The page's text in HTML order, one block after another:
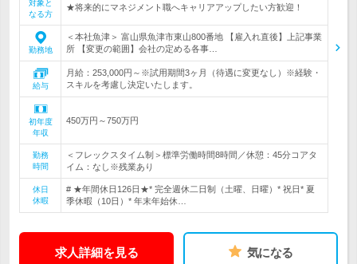
対象と
なる方
★将来的にマネジメント職へキャリアアップしたい方歓迎！
勤務地
＜本社魚津＞ 富山県魚津市東山800番地 【雇入れ直後】上記事業
所 【変更の範囲】会社の定める各事…
給与
月給：253,000円～※試用期間3ヶ月（待遇に変更なし）※経験・
スキルを考慮し決定いたします。
初年度
年収
450万円～750万円
勤務
時間
＜フレックスタイム制＞標準労働時間8時間／休憩：45分コアタ
イム：なし※残業あり
休日
休暇
# ★年間休日126日★* 完全週休二日制（土曜、日曜）* 祝日* 夏
季休暇（10日）* 年末年始休…
求人詳細を見る 気になる